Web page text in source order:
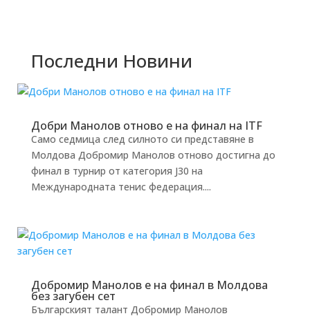
Последни Новини
Добри Манолов отново е на финал на ITF
Само седмица след силното си представяне в
Молдова Добромир Манолов отново достигна до
финал в турнир от категория J30 на
Международната тенис федерация....
Добромир Манолов е на финал в Молдова
без загубен сет
Българският талант Добромир Манолов